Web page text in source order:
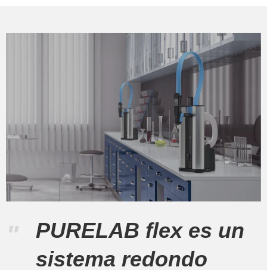
"
PURELAB flex es un
sistema redondo